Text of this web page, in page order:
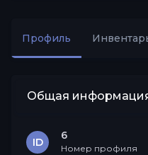
Профиль
Общая
ID
6
Номер профиля